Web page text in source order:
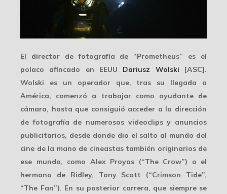
El director de fotografía de “Prometheus” es el
polaco afincado en EEUU Dariusz Wolski [ASC].
Wolski es un operador que, tras su llegada a
América, comenzó a trabajar como ayudante de
cámara, hasta que consiguió acceder a la dirección
de fotografía de numerosos videoclips y anuncios
publicitarios, desde donde dio el salto al mundo del
cine de la mano de cineastas también originarios de
ese mundo, como Alex Proyas (“The Crow”) o el
hermano de Ridley, Tony Scott (“Crimson Tide”,
“The Fan”). En su posterior carrera, que siempre se